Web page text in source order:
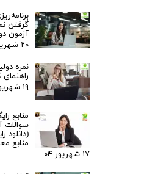
آزمون
۲۰ شهریور ۰۴
نمره
۱۹ شهریور ۰۴
منابع
سوالات
(دانلود
منابع
۱۷ شهریور ۰۴